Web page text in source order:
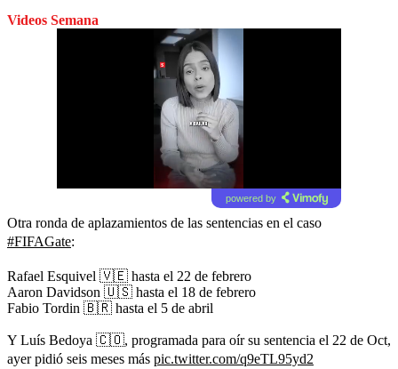
Videos Semana
powered by
Otra ronda de aplazamientos de las sentencias en el caso
#FIFAGate:
Rafael Esquivel 🇻🇪 hasta el 22 de febrero
Aaron Davidson 🇺🇸 hasta el 18 de febrero
Fabio Tordin 🇧🇷 hasta el 5 de abril
Y Luís Bedoya 🇨🇴, programada para oír su sentencia el 22 de Oct,
ayer pidió seis meses más pic.twitter.com/q9eTL95yd2